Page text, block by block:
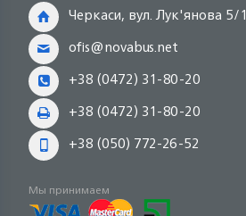
Черкаси, вул. Лук'янова 5/1
ofis@novabus.net
+38 (0472) 31-80-20
+38 (0472) 31-80-20
+38 (050) 772-26-52
Мы принимаем